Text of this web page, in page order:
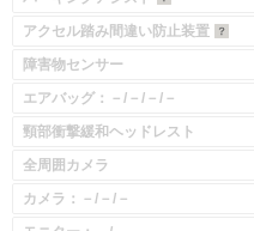
アクセル踏み間違い防止装置
障害物センサー
エアバッグ：－/－/－/－
頸部衝撃緩和ヘッドレスト
全周囲カメラ
カメラ：－/－/－